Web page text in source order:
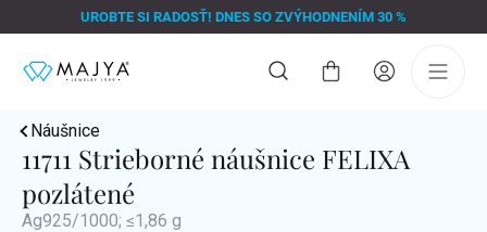
na
UROBTE SI RADOSŤ! DNES SO ZVÝHODNENÍM 30 %
Nákupný
Náušnice
11711 Strieborné náušnice FELIXA
pozlátené
Ag925/1000; ≤1,86 g